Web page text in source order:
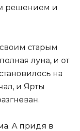
решением и
старым
луна, и от
на
и Ярты
А придя в